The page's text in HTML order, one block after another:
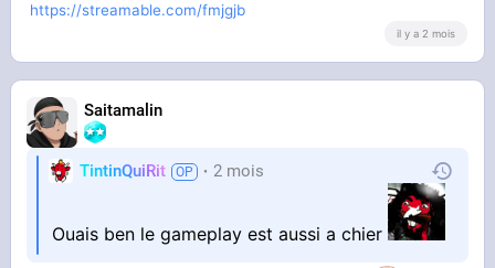
https://streamable.com/fmjgjb
il y a 2 mois
Saitamalin
TintinQuiRit 2 mois
Ouais ben le gameplay est aussi a chier